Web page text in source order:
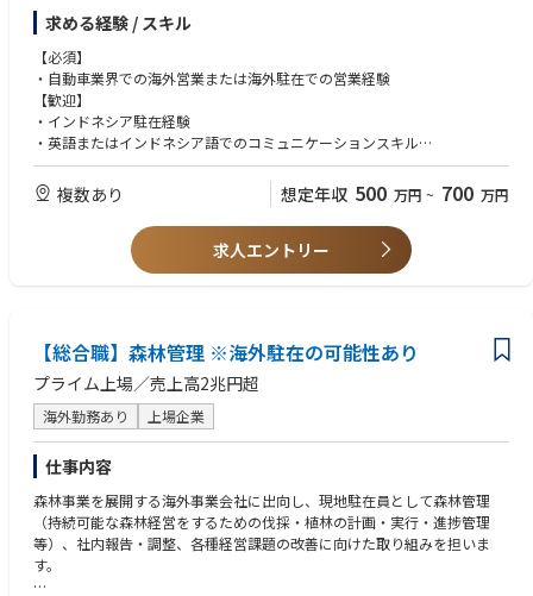
【海外駐在について】
アジアを中心とする海外拠点には現在10数名の方が駐在員として活躍して
います。
求める経験 / スキル
【必須】
・自動車業界での海外営業または海外駐在での営業経験
【歓迎】
・インドネシア駐在経験
・英語またはインドネシア語でのコミュニケーションスキル
・長期的に海外で活躍したいと考えている方
複数あり 想定年収 500 万円 ~ 700 万円
求人エントリー
【総合職】森林管理 ※海外駐在の可能性あり
プライム上場／売上高2兆円超
海外勤務あり 上場企業
仕事内容
森林事業を展開する海外事業会社に出向し、現地駐在員として森林管理
（持続可能な森林経営をするための伐採・植林の計画・実行・進捗管理
等）、社内報告・調整、各種経営課題の改善に向けた取り組みを担いま
す。